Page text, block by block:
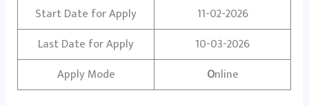
Start Date for Apply
11-02-2026
Last Date for Apply
10-03-2026
Apply Mode
Online